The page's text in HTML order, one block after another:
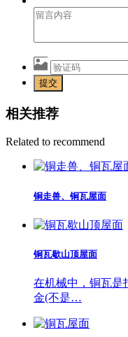
提交
相关推荐
Related to recommend
铜走兽、铜瓦屋面
铜瓦歇山顶屋面
在机械中，铜瓦是
金(不是…